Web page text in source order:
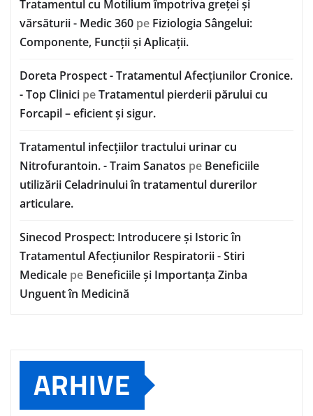
Tratamentul cu Motilium împotriva greței și
vărsăturii - Medic 360 pe Fiziologia Sângelui:
Componente, Funcții și Aplicații.
Doreta Prospect - Tratamentul Afecțiunilor Cronice.
- Top Clinici peTratamentul pierderii părului cu
Forcapil – eficient și sigur.
Tratamentul infecțiilor tractului urinar cu
Nitrofurantoin. - Traim Sanatos pe Beneficiile
utilizării Celadrinului în tratamentul durerilor
articulare.
Sinecod Prospect: Introducere și Istoric în
Tratamentul Afecțiunilor Respiratorii - Stiri
Medicale pe Beneficiile și Importanța Zinba
Unguent în Medicină
ARHIVE